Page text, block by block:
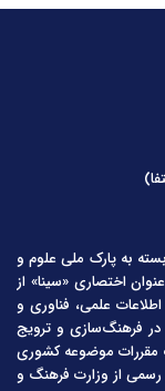
به پارک ملی علوم و
اختصاری «سینا» از
اطلاعات علمی، فناوری و
در فرهنگ‌سازی و ترویج
مقررات موضوعه کشوری
از وزارت فرهنگ و